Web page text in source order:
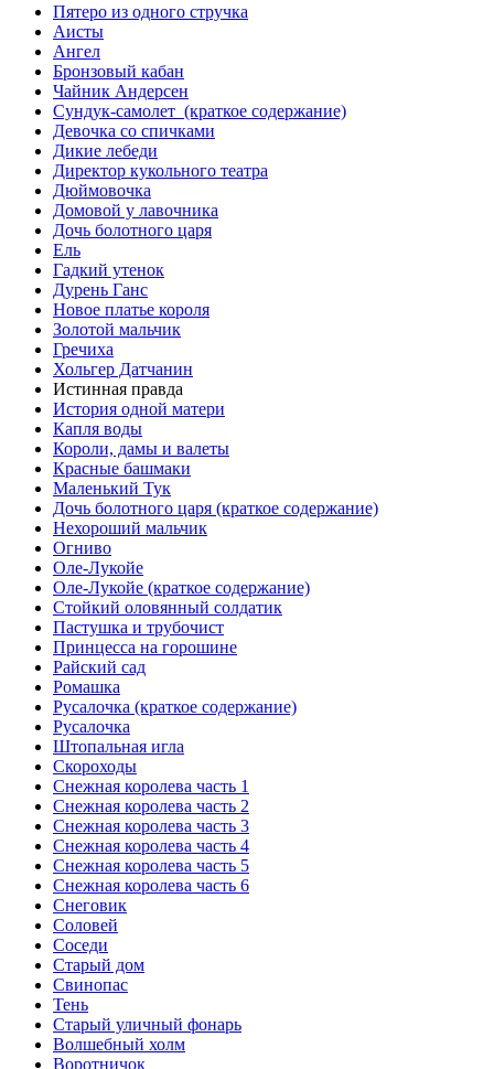
Пятеро из одного стручка
Аисты
Ангел
Бронзовый кабан
Чайник Андерсен
Сундук-самолет (краткое содержание)
Девочка со спичками
Дикие лебеди
Директор кукольного театра
Дюймовочка
Домовой у лавочника
Дочь болотного царя
Ель
Гадкий утенок
Дурень Ганс
Новое платье короля
Золотой мальчик
Гречиха
Хольгер Датчанин
Истинная правда
История одной матери
Капля воды
Короли, дамы и валеты
Красные башмаки
Маленький Тук
Дочь болотного царя (краткое содержание)
Нехороший мальчик
Огниво
Оле-Лукойе
Оле-Лукойе (краткое содержание)
Стойкий оловянный солдатик
Пастушка и трубочист
Принцесса на горошине
Райский сад
Ромашка
Русалочка (краткое содержание)
Русалочка
Штопальная игла
Скороходы
Снежная королева часть 1
Снежная королева часть 2
Снежная королева часть 3
Снежная королева часть 4
Снежная королева часть 5
Снежная королева часть 6
Снеговик
Соловей
Соседи
Старый дом
Свинопас
Тень
Старый уличный фонарь
Волшебный холм
Воротничок